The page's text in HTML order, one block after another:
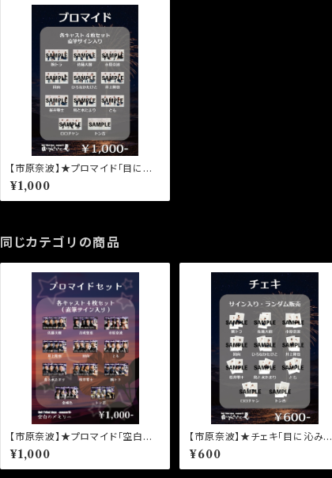
【市原奈波】★プロマイド「目に沁
みるんだ、夏。」益子結花
¥1,000
同じカテゴリの商品
【市原奈波】★プロマイド「空白の
メモリー」天願美空
¥1,000
【市原奈波】★チェキ「目に沁みる
んだ、夏。」益子結花
¥600